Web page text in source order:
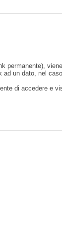
permanente),
ad un dato, nel
di accedere e